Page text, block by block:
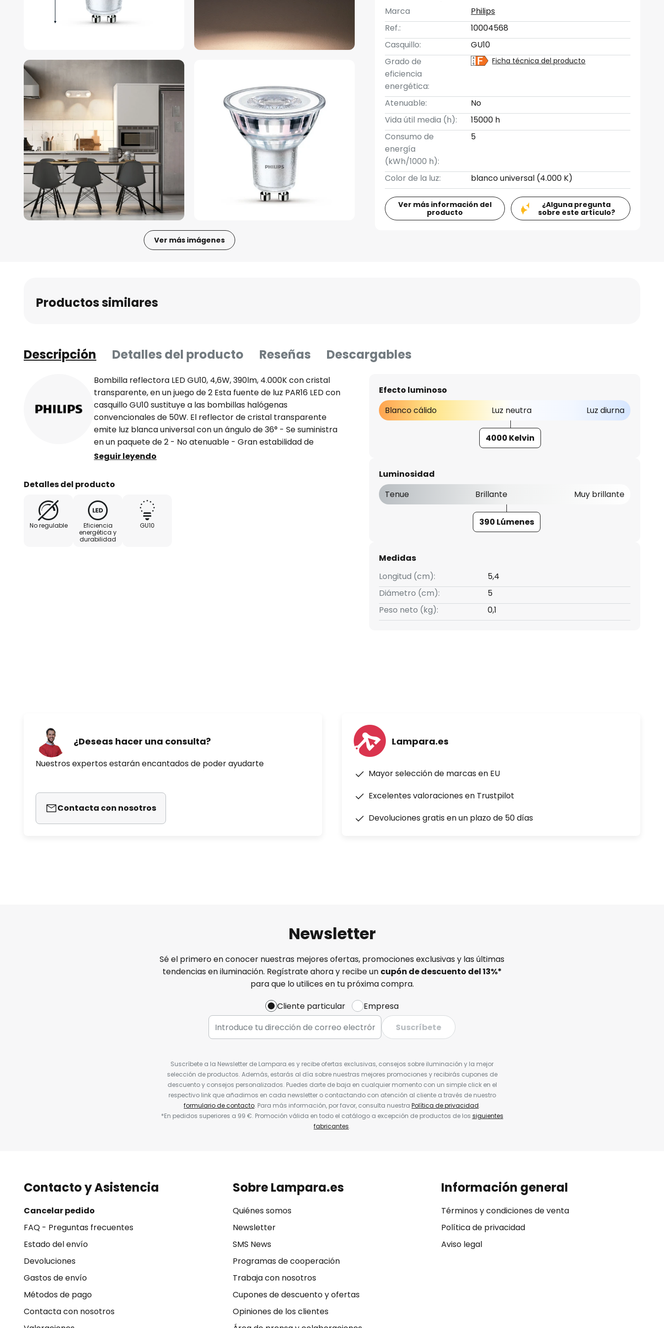
Ver más imágenes
Marca
Philips
Ref.:
10004568
Casquillo:
GU10
Grado de
eficiencia
energética:
Ficha técnica del producto
Atenuable:
No
Vida útil media (h):
15000 h
Consumo de
energía
(kWh/1000 h):
5
Color de la luz: blanco universal (4.000 K)
Ver más información del
producto
¿Alguna pregunta
sobre este artículo?
Productos similares
Descripción Detalles del producto Reseñas Descargables
Bombilla reflectora LED GU10, 4,6W, 390lm, 4.000K con cristal
transparente, en un juego de 2 Esta fuente de luz PAR16 LED con
casquillo GU10 sustituye a las bombillas halógenas
convencionales de 50W. El reflector de cristal transparente
emite luz blanca universal con un ángulo de 36° - Se suministra
en un paquete de 2 - No atenuable - Gran estabilidad de
conmutación: 50.000 ciclos
Seguir leyendo
Detalles del producto
No regulable
Eficiencia
energética y
durabilidad
GU10
Efecto luminoso
Blanco cálido
Luz neutra Luz diurna
4000 Kelvin
Luminosidad
Tenue
Brillante Muy brillante
390 Lúmenes
Medidas
Longitud (cm):
5,4
Diámetro (cm):
5
Peso neto (kg):
0,1
¿Deseas hacer una consulta?
Nuestros expertos estarán encantados de poder ayudarte
Contacta con nosotros
Lampara.es
Mayor selección de marcas en EU
Excelentes valoraciones en Trustpilot
Devoluciones gratis en un plazo de 50 días
Newsletter
Sé el primero en conocer nuestras mejores ofertas, promociones exclusivas y las últimas
tendencias en iluminación. Regístrate ahora y recibe un cupón de descuento del13%*
para que lo utilices en tu próxima compra.
Cliente particular
Empresa
Suscríbete
Suscríbete a la Newsletter de Lampara.es y recibe ofertas exclusivas, consejos sobre iluminación y la mejor
selección de productos. Además, estarás al día sobre nuestras mejores promociones y recibirás cupones de
descuento y consejos personalizados. Puedes darte de baja en cualquier momento con un simple click en el
respectivo link que añadimos en cada newsletter o contactando con atención al cliente a través de nuestro
formulario de contacto. Para más información, por favor, consulta nuestra Política de privacidad.
*En pedidos superiores a 99 €. Promoción válida en todo el catálogo a excepción de productos de los siguientes
fabricantes.
Contacto y Asistencia
Cancelar pedido
FAQ - Preguntas frecuentes
Estado del envío
Devoluciones
Gastos de envío
Métodos de pago
Contacta con nosotros
Sobre Lampara.es
Quiénes somos
Newsletter
SMS News
Programas de cooperación
Trabaja con nosotros
Cupones de descuento y ofertas
Opiniones de los clientes
Información general
Términos y condiciones de venta
Política de privacidad
Aviso legal